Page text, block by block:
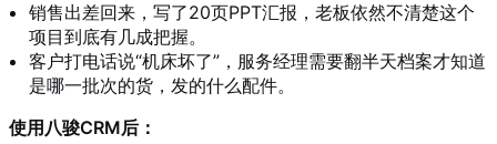
销售出差回来，写了20页PPT汇报，老板依然不清楚这个
项目到底有几成把握。
客户打电话说“机床坏了”，服务经理需要翻半天档案才知道
是哪一批次的货，发的什么配件。
使用八骏CRM后：